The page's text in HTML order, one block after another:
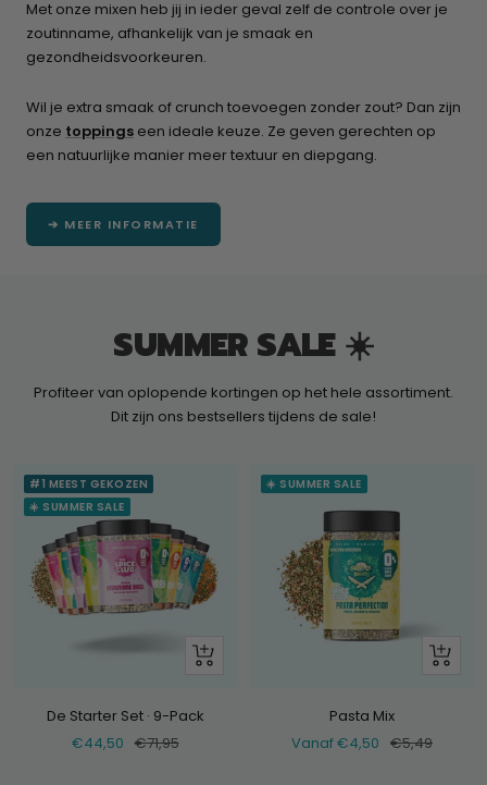
Met onze mixen heb jij in ieder geval zelf de controle over je
zoutinname, afhankelijk van je smaak en
gezondheidsvoorkeuren.
Wil je extra smaak of crunch toevoegen zonder zout? Dan zijn
onze toppings een ideale keuze. Ze geven gerechten op
een natuurlijke manier meer textuur en diepgang.
➔ MEER INFORMATIE
SUMMER SALE ☀️
Profiteer van oplopende kortingen op het hele assortiment.
Dit zijn ons bestsellers tijdens de sale!
#1 MEEST GEKOZEN
☀️ SUMMER SALE
+
De Starter Set · 9-Pack
Verkoopprijs
€44,50 Normale
€71,95
☀️ SUMMER SALE
Bekijk
Pasta Mix
Verkoopprijs
Vanaf €4,50 Normale
€5,49